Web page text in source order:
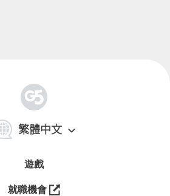
繁體中文
体
中
遊戲
就職機會